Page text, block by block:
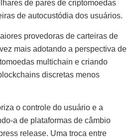
de pares de criptomoedas
de autocustódia dos usuários.
provedoras de carteiras de
mais adotando a perspectiva de
multichain e criando
discretas menos
o controle do usuário e a
a de plataformas de câmbio
release. Uma troca entre